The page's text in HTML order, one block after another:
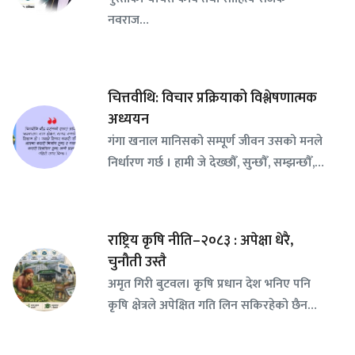
नवराज…
चित्तवीथि: विचार प्रक्रियाको विश्लेषणात्मक
अध्ययन
गंगा खनाल मानिसको सम्पूर्ण जीवन उसको मनले
निर्धारण गर्छ । हामी जे देख्छौँ, सुन्छौँ, सम्झन्छौँ,…
राष्ट्रिय कृषि नीति–२०८३ : अपेक्षा धेरै,
चुनौती उस्तै
अमृत गिरी बुटवल। कृषि प्रधान देश भनिए पनि
कृषि क्षेत्रले अपेक्षित गति लिन सकिरहेको छैन…